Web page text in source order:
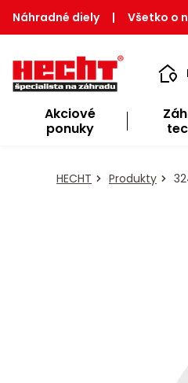
Náhradné diely | Všetko o
Akciové
ponuky
HECHT Produkty